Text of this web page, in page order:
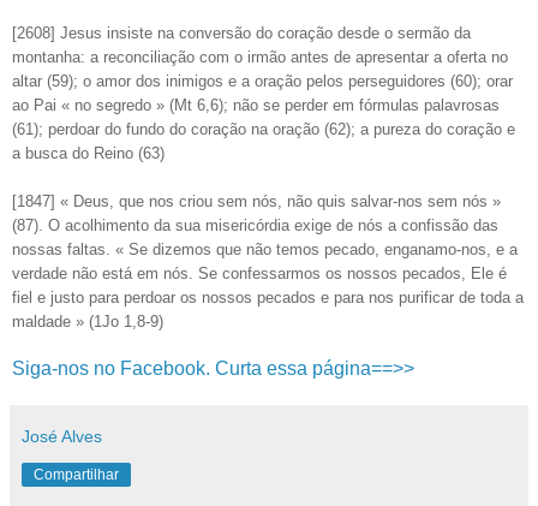
[2608] Jesus insiste na conversão do coração desde o sermão da
montanha: a reconciliação com o irmão antes de apresentar a oferta no
altar (59); o amor dos inimigos e a oração pelos perseguidores (60); orar
ao Pai « no segredo » (Mt 6,6); não se perder em fórmulas palavrosas
(61); perdoar do fundo do coração na oração (62); a pureza do coração e
a busca do Reino (63)
[1847] « Deus, que nos criou sem nós, não quis salvar-nos sem nós »
(87). O acolhimento da sua misericórdia exige de nós a confissão das
nossas faltas. « Se dizemos que não temos pecado, enganamo-nos, e a
verdade não está em nós. Se confessarmos os nossos pecados, Ele é
fiel e justo para perdoar os nossos pecados e para nos purificar de toda a
maldade » (1Jo 1,8-9)
Siga-nos no Facebook. Curta essa página==>>
José Alves
Compartilhar